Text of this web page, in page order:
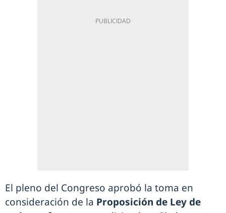
El pleno del Congreso aprobó la toma en
consideración de la Proposición de Ley de